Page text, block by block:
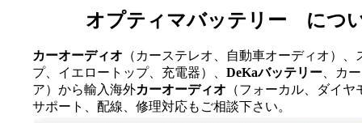
オプティマバッテリー に
カーオーディオ （カーステレオ、自動車オーディオ）
プ、イエロートップ、充電器）、 DeKaバッテリー 、カ
ア）から輸入海外カーオーディオ （フォーカル、ダイ
サポート、配線、修理対応もご相談下さい。